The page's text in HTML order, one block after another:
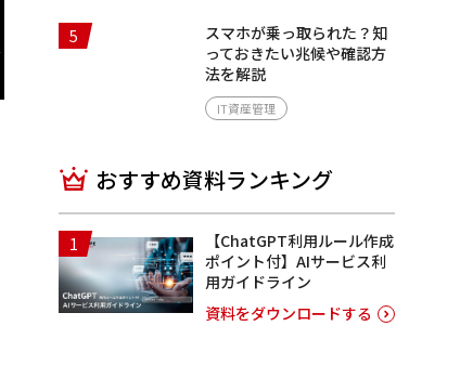
5
スマホが乗っ取られた？知
っておきたい兆候や確認方
法を解説
IT資産管理
おすすめ資料ランキング
1
【ChatGPT利用ルール作成
ポイント付】AIサービス利
用ガイドライン
資料をダウンロードする